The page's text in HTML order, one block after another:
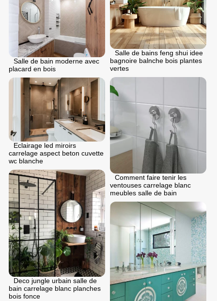
Salle de bains feng shui idee
bagnoire balnche bois plantes
vertes
Salle de bain moderne avec
placard en bois
Comment faire tenir les
ventouses carrelage blanc
meubles salle de bain
Eclairage led miroirs
carrelage aspect beton cuvette
wc blanche
Deco jungle urbain salle de
bain carrelage blanc planches
bois fonce